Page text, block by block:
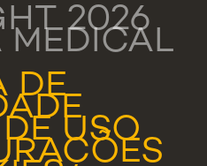
2026
MEDICAL
DE
USO